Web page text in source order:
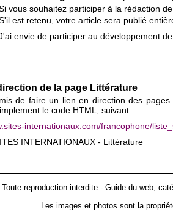
vous souhaitez participer à la rédaction
est retenu, votre article sera publié
envie de participer au développement
de la page Littérature
de faire un lien en direction des
le code HTML, suivant :
internationaux.com/francophone/
INTERNATIONAUX - Littérature
Toute reproduction interdite - Guide du web,
Les images et photos sont la